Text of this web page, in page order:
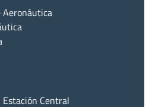
Aeronáutica
Central